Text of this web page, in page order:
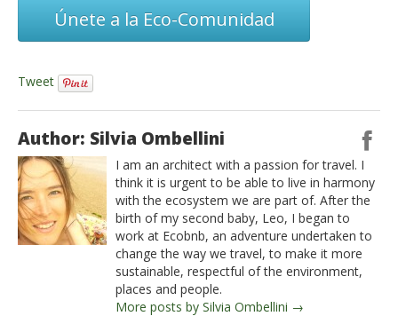
Únete a la Eco-Comunidad
Tweet
Author: Silvia Ombellini
I am an architect with a passion for travel. I
think it is urgent to be able to live in harmony
with the ecosystem we are part of. After the
birth of my second baby, Leo, I began to
work at Ecobnb, an adventure undertaken to
change the way we travel, to make it more
sustainable, respectful of the environment,
places and people.
More posts by Silvia Ombellini →